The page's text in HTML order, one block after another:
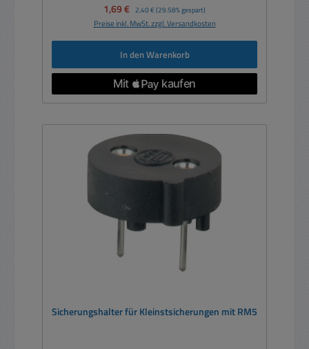
Verkaufspreis:
1,69 € Regulärer Preis:
2,40 € (29.58% gespart)
Preise inkl. MwSt. zzgl. Versandkosten
In den Warenkorb
Sicherungshalter für Kleinstsicherungen mit RM5